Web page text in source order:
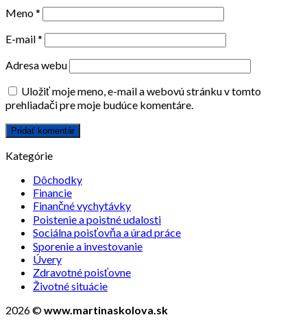
Meno*
E-mail*
Adresa webu
Uložiť moje meno, e-mail a webovú stránku v tomto
prehliadači pre moje budúce komentáre.
Kategórie
Dôchodky
Financie
Finančné vychytávky
Poistenie a poistné udalosti
Sociálna poisťovňa a úrad práce
Sporenie a investovanie
Úvery
Zdravotné poisťovne
Životné situácie
2026 ©www.martinaskolova.sk